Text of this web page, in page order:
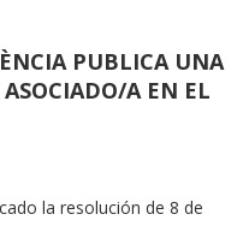
PUBLICA UNA
A EN EL
la resolución de 8 de